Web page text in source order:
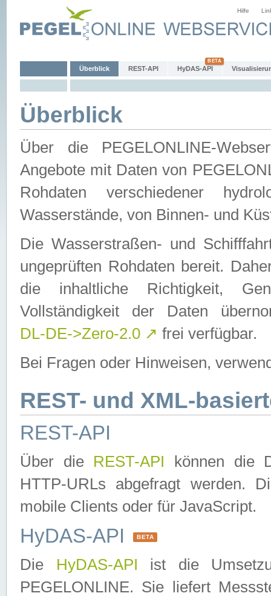
Hilfe
Überblick REST-API HyDAS-API
Überblick
Über die PEGELONLINE-
Angebote mit Daten von
Rohdaten verschiedener
Wasserstände, von Binnen- und
Die Wasserstraßen- und
ungeprüften Rohdaten bereit.
die inhaltliche Richtigkeit,
Vollständigkeit der Daten
DL-DE->Zero-2.0 ↗ frei verfügbar.
Bei Fragen oder Hinweisen,
REST- und XML-
REST-API
Über die REST-API können die
HTTP-URLs abgefragt werden.
mobile Clients oder für JavaScript.
HyDAS-API BETA
Die HyDAS-API ist die
PEGELONLINE. Sie liefert